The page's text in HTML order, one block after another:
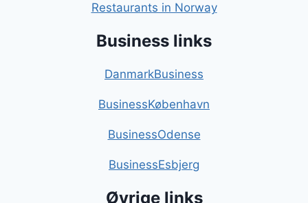
Restaurants in Norway
Business links
DanmarkBusiness
BusinessKøbenhavn
BusinessOdense
BusinessEsbjerg
Øvrige links